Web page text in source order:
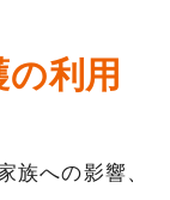
利用
族への影響、